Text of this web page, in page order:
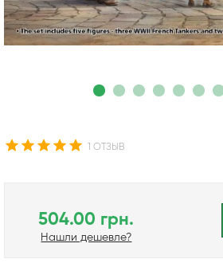
1 ОТЗЫВ
504.00 грн.
Нашли дешевле?